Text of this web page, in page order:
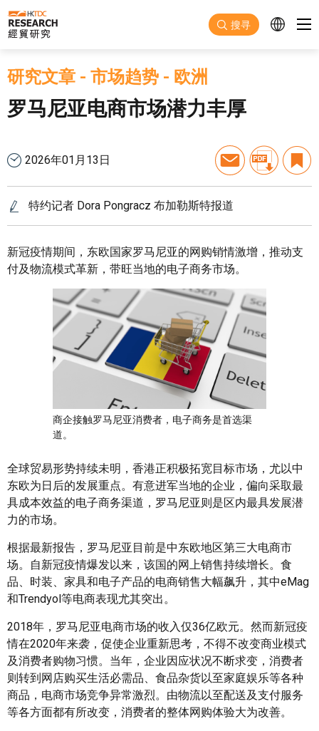
跳至主要内容
搜寻
研究文章 - 市场趋势 - 欧洲
罗马尼亚电商市场潜力丰厚
2026年01月13日
特约记者 Dora Pongracz 布加勒斯特报道
新冠疫情期间，东欧国家罗马尼亚的网购销情激增，推动支
付及物流模式革新，带旺当地的电子商务市场。
商企接触罗马尼亚消费者，电子商务是首选渠
道。
全球贸易形势持续未明，香港正积极拓宽目标市场，尤以中
东欧为日后的发展重点。有意进军当地的企业，偏向采取最
具成本效益的电子商务渠道，罗马尼亚则是区内最具发展潜
力的市场。
根据最新报告，罗马尼亚目前是中东欧地区第三大电商市
场。自新冠疫情爆发以来，该国的网上销售持续增长。食
品、时装、家具和电子产品的电商销售大幅飙升，其中eMag
和Trendyol等电商表现尤其突出。
2018年，罗马尼亚电商市场的收入仅36亿欧元。然而新冠疫
情在2020年来袭，促使企业重新思考，不得不改变商业模式
及消费者购物习惯。当年，企业因应状况不断求变，消费者
则转到网店购买生活必需品、食品杂货以至家庭娱乐等各种
商品，电商市场竞争异常激烈。由物流以至配送及支付服务
等各方面都有所改变，消费者的整体网购体验大为改善。